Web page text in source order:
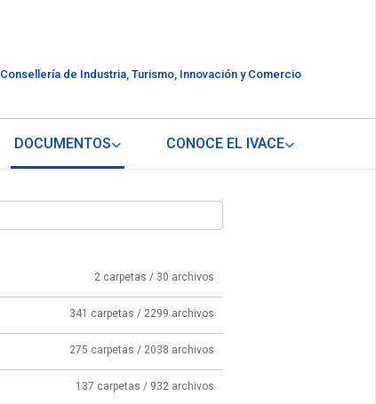
Consellería de Industria, Turismo, Innovación y Comercio
DOCUMENTOS CONOCE EL IVACE
2 carpetas / 30 archivos
341 carpetas / 2299 archivos
275 carpetas / 2038 archivos
137 carpetas / 932 archivos